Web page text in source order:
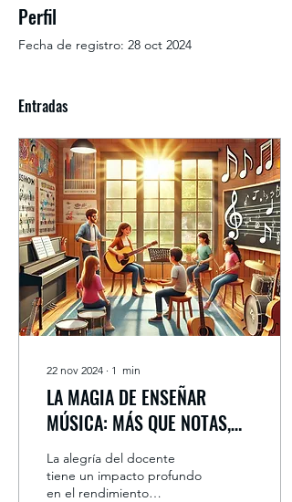
Perfil
Fecha de registro: 28 oct 2024
Entradas
22 nov 2024 ∙ 1 min
LA MAGIA DE ENSEÑAR
MÚSICA: MÁS QUE NOTAS,
UNA EXPERIENCIA DE VIDA
La alegría del docente
tiene un impacto profundo
en el rendimiento